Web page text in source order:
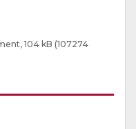
104 kB (107274